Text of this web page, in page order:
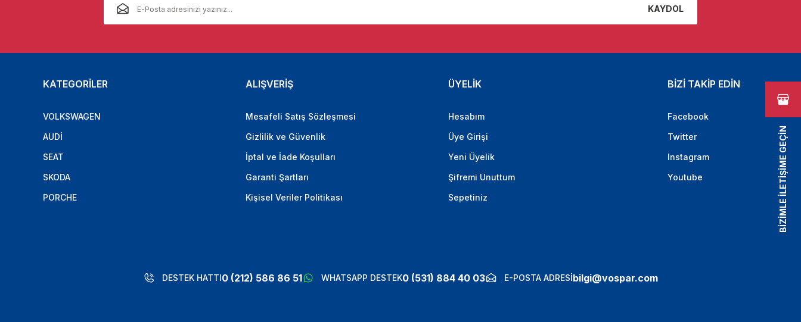
KAYDOL
KATEGORİLER
VOLKSWAGEN
AUDİ
SEAT
SKODA
PORCHE
ALIŞVERİŞ
Mesafeli Satış Sözleşmesi
Gizlilik ve Güvenlik
İptal ve İade Koşulları
Garanti Şartları
Kişisel Veriler Politikası
ÜYELİK
Hesabım
Üye Girişi
Yeni Üyelik
Şifremi Unuttum
Sepetiniz
BİZİ TAKİP EDİN
Facebook
Twitter
Instagram
Youtube
DESTEK HATTI0 (212) 586 86 51 WHATSAPP DESTEK0 (531) 884 40 03 E-POSTA ADRESİbilgi@vospar.com
BİZİMLE İLETİŞİME GEÇİN